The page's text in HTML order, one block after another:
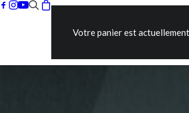
Votre panier est